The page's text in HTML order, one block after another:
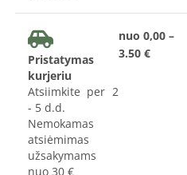
Pristatymas
kurjeriu
Atsiimkite per 2
- 5 d.d.
Nemokamas
atsiėmimas
užsakymams
nuo 30 €
nuo 0,00 –
3.50 €